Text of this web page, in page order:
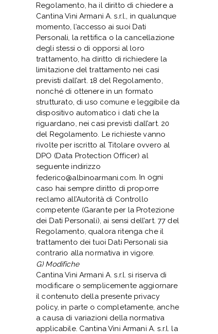
Regolamento, ha il diritto di chiedere a
Cantina Vini Armani A. s.r.l., in qualunque
momento, l’accesso ai suoi Dati
Personali, la rettifica o la cancellazione
degli stessi o di opporsi al loro
trattamento, ha diritto di richiedere la
limitazione del trattamento nei casi
previsti dall’art. 18 del Regolamento,
nonché di ottenere in un formato
strutturato, di uso comune e leggibile da
dispositivo automatico i dati che la
riguardano, nei casi previsti dall’art. 20
del Regolamento. Le richieste vanno
rivolte per iscritto al Titolare ovvero al
DPO (Data Protection Officer) al
seguente indirizzo
federico@albinoarmani.com . In ogni
caso hai sempre diritto di proporre
reclamo all’Autorità di Controllo
competente (Garante per la Protezione
dei Dati Personali), ai sensi dell’art. 77 del
Regolamento, qualora ritenga che il
trattamento dei tuoi Dati Personali sia
contrario alla normativa in vigore.
G) Modifiche
Cantina Vini Armani A. s.r.l. si riserva di
modificare o semplicemente aggiornare
il contenuto della presente privacy
policy, in parte o completamente, anche
a causa di variazioni della normativa
applicabile. Cantina Vini Armani A. s.r.l. la